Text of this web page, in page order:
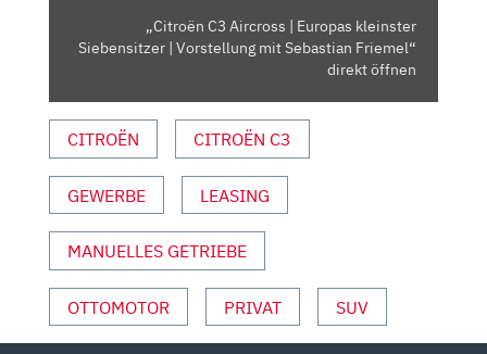
VORSTELLUNG
VON
YOUTUBE
ANZEIGEN
„Citroën C3 Aircross | Europas kleinster
Siebensitzer | Vorstellung mit Sebastian Friemel“
direkt öffnen
CITROËN CITROËN C3
GEWERBE LEASING
MANUELLES GETRIEBE
OTTOMOTOR PRIVAT SUV